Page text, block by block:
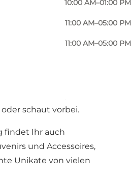
10:00 AM–01:00 PM
11:00 AM–05:00 PM
11:00 AM–05:00 PM
entworfen, zu der
und
schaut vorbei.
findet Ihr auch
und Accessoires,
Unikate von vielen